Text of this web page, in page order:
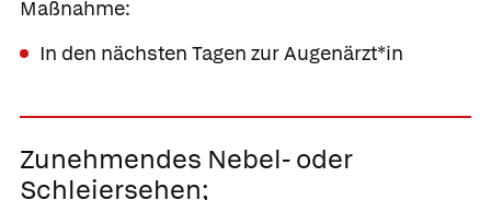
Maßnahme:
In den nächsten Tagen zur Augenärzt*in
Zunehmendes Nebel- oder
Schleiersehen;